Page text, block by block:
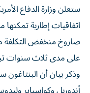
ستعلن وزارة الدفاع
اتفاقيات إطارية
صاروخ منخفض
على مدى ثلاث سنوات تبدأ
وذكر ​بيان أن